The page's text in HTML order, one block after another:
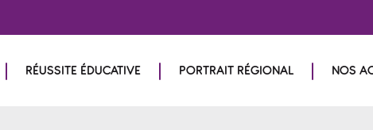
RÉUSSITE ÉDUCATIVE PORTRAIT RÉGIONAL NOS